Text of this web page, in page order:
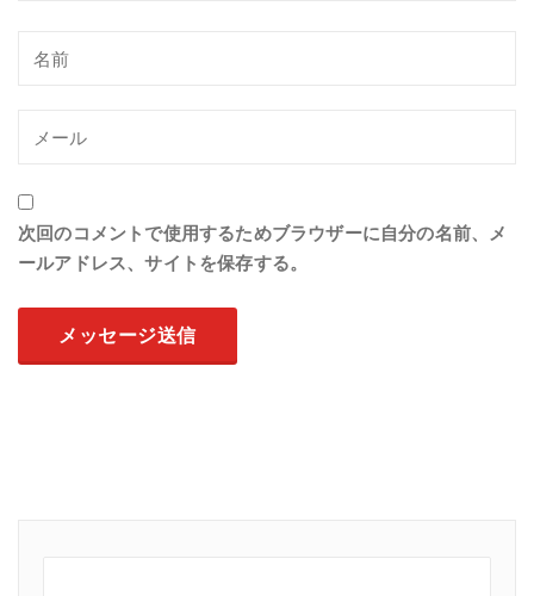
次回のコメントで使用するためブラウザーに自分の名前、メ
ールアドレス、サイトを保存する。